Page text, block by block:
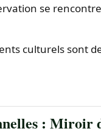
se
culturels sont
: